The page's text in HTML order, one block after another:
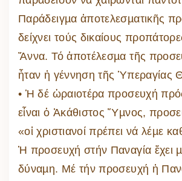
Παράδειγµα ἀποτελεσµατικῆς
δείχνει τούς δικαίους
Ἄννα. Τό ἀποτέλεσµα τῆς
ἦταν ἡ γέννηση τῆς Ὑπεραγίας
• Ἡ δέ ὡραιοτέρα προσευχή
εἶναι ὁ Ἀκάθιστος Ὕµνος,
«οἱ χριστιανοί πρέπει νά λέµε
Ἡ προσευχή στήν Παναγία ἔχει
δύναµη. Μέ τήν προσευχή ἡ